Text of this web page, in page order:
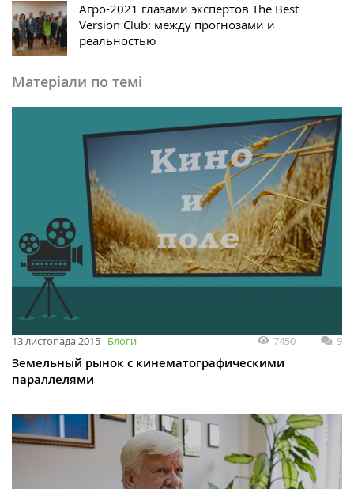
Агро-2021 глазами экспертов The Best
Version Club: между прогнозами и
реальностью
Матеріали по темі
13 листопада 2015 Блоги 7450 9
Земельный рынок с кинематографическими
параллелями